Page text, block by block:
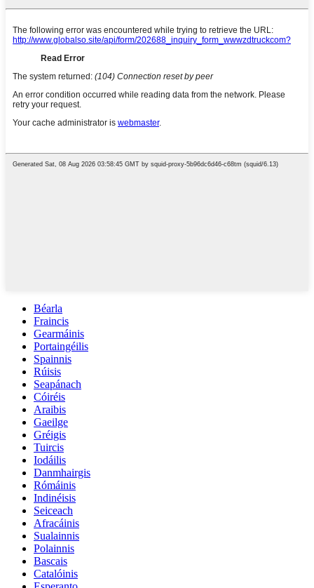
Béarla
Fraincis
Gearmáinis
Portaingéilis
Spainnis
Rúisis
Seapánach
Cóiréis
Araibis
Gaeilge
Gréigis
Tuircis
Iodáilis
Danmhairgis
Rómáinis
Indinéisis
Seiceach
Afracáinis
Sualainnis
Polainnis
Bascais
Catalóinis